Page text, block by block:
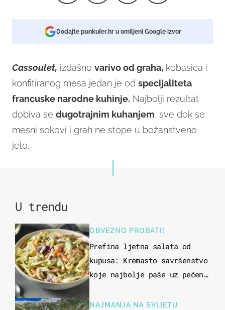
Dodajte punkufer.hr u omiljeni Google izvor
Cassoulet, izdašno varivo od graha, kobasica i
konfitiranog mesa jedan je od specijaliteta
francuske narodne kuhinje. Najbolji rezultat
dobiva se dugotrajnim kuhanjem, sve dok se
mesni sokovi i grah ne stope u božanstveno
jelo.
U trendu
OBVEZNO PROBATI!
Prefina ljetna salata od
kupusa: Kremasto savršenstvo
koje najbolje paše uz pečeno
NAJMANJA NA SVIJETU